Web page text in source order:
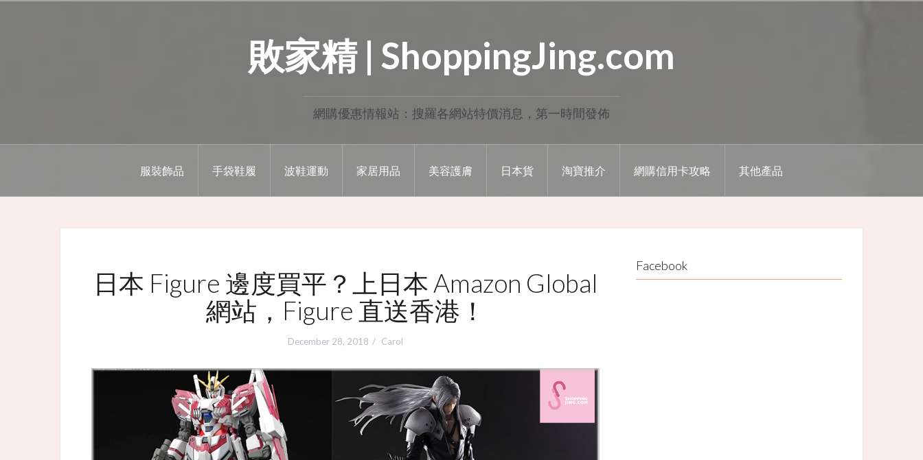
敗家精 | ShoppingJing.com
網購優惠情報站：搜羅各網站特價消息，第一時間發佈
服裝飾品 手袋鞋履 波鞋運動 家居用品 美容護膚 日本貨 淘寶推介 網購信用卡攻略 其他產品
日本 Figure 邊度買平？上日本 Amazon Global
網站，Figure 直送香港！
December 28, 2018 Carol
Facebook